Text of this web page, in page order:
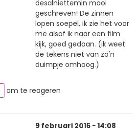
desalniettemin mooi
geschreven! De zinnen
lopen soepel, ik zie het voor
me alsof ik naar een film
kijk, goed gedaan. (ik weet
de tekens niet van zo'n
duimpje omhoog.)
om te reageren
9 februari 2016 - 14:08